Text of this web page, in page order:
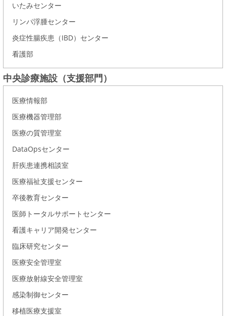
いたみセンター
リンパ浮腫センター
炎症性腸疾患（IBD）センター
看護部
中央診療施設（支援部門）
医療情報部
医療機器管理部
医療の質管理室
DataOpsセンター
肝疾患連携相談室
医療福祉支援センター
卒後教育センター
医師トータルサポートセンター
看護キャリア開発センター
臨床研究センター
医療安全管理室
医療放射線安全管理室
感染制御センター
移植医療支援室